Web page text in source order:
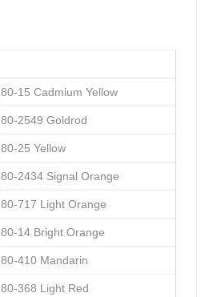
80-15 Cadmium Yellow
80-2549 Goldrod
80-25 Yellow
80-2434 Signal Orange
80-717 Light Orange
80-14 Bright Orange
80-410 Mandarin
80-368 Light Red